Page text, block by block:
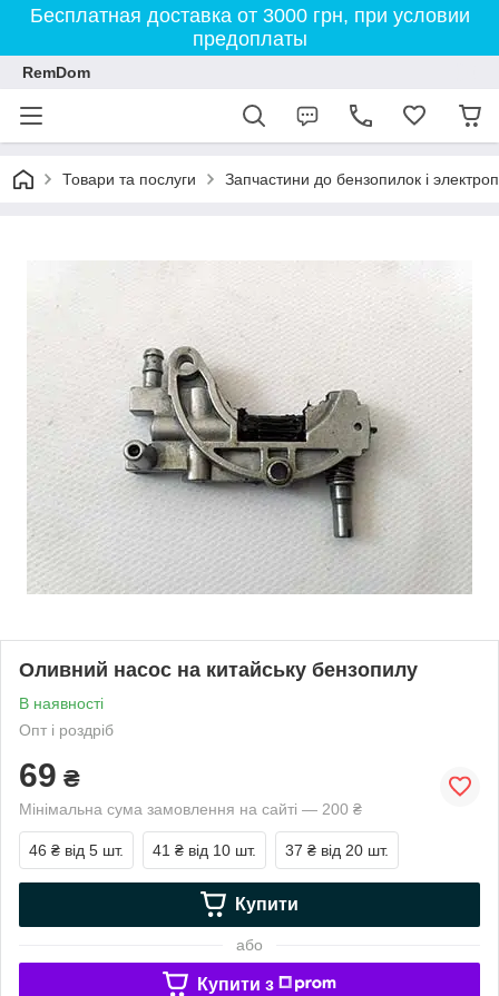
Бесплатная доставка от 3000 грн, при условии
предоплаты
RemDom
Товари та послуги Запчастини до бензопилок і
Оливний насос на китайську бензопилу
В наявності
Опт і роздріб
69 ₴
Мінімальна сума замовлення на сайті — 200 ₴
46 ₴ від 5 шт. 41 ₴ від 10 шт. 37 ₴ від 20 шт.
Купити
або
Купити з